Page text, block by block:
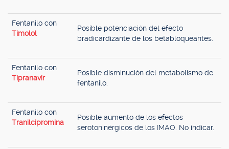
Fentanilo con
Timolol
Posible potenciación del efecto
bradicardizante de los betabloqueantes.
Fentanilo con
Tipranavir
Posible disminución del metabolismo de
fentanilo.
Fentanilo con
Tranilcipromina
Posible aumento de los efectos
serotoninérgicos de los IMAO. No indicar.